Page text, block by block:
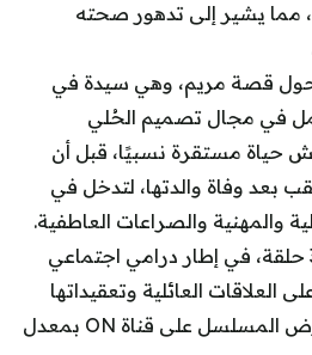
مما يشير إلى تدهور صحته
قصة مريم، وهي سيدة في
في مجال تصميم الحُلي
حياة مستقرة نسبيًا، قبل أن
بعد وفاة والدتها، لتدخل في
والمهنية والصراعات العاطفية.
ويتكون المسلسل من 30 حلقة، في إطار درامي اجتماعي
العائلية وتعقيداتها
النفسية والإنسانية. ويُعرض المسلسل على قناة ON بمعدل